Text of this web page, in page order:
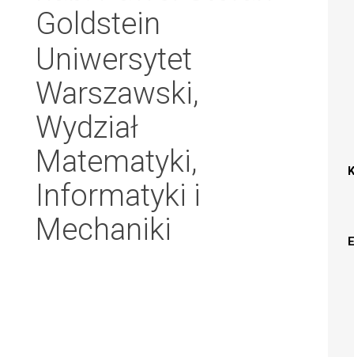
Goldstein
Uniwersytet
Warszawski,
Wydział
Matematyki,
Informatyki i
Mechaniki